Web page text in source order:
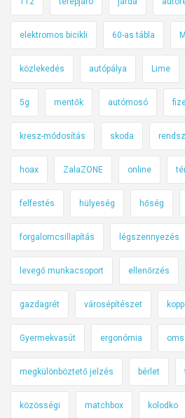
t
elektromos bicikli 60-as tábla
közlekedés autópálya Lime
5g mentők autómosó
kresz-módosítás skoda
hoax ZalaZONE online
felfestés hülyeség hőség
forgalomcsillapítás légszennyezés
levegő munkacsoport ellenőrzés
gazdagrét városépítészet
Gyermekvasút ergonómia
megkülönböztető jelzés bérlet
közösségi matchbox kolodko